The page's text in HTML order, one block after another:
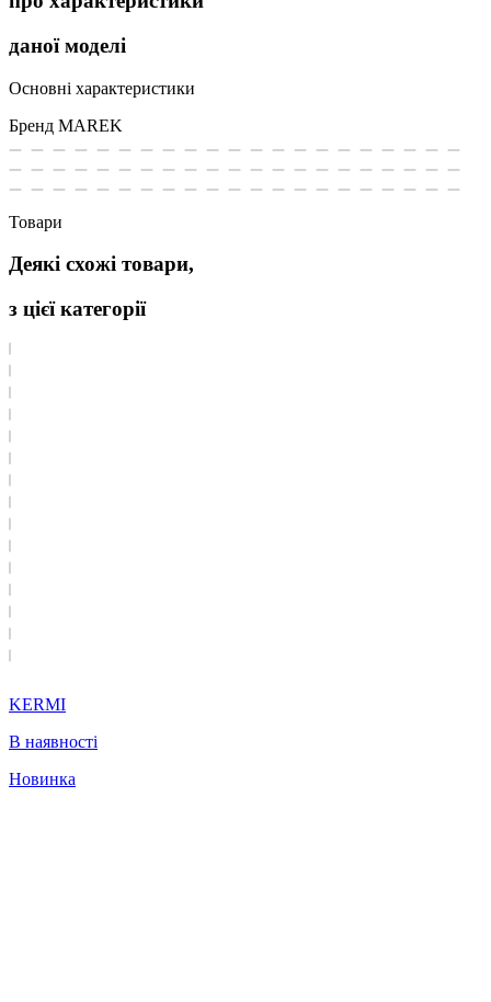
даної моделі
Основні характеристики
Бренд MAREK
Товари
Деякі схожі товари,
з цієї категорії
KERMI
В наявності
Новинка